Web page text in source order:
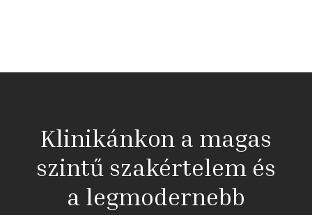
Klinikánkon a magas
szintű szakértelem és
a legmodernebb